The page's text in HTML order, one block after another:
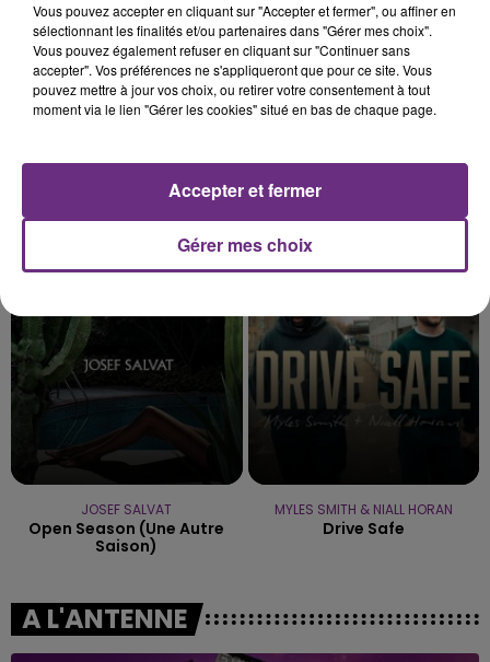
DJ GOJA & JASON DERULO &
JOSEF SALVAT
Open Season (une Autre
Saison)
MYLES SMITH & NIALL HORAN
Drive Safe
A L'ANTENNE
Vous pouvez accepter en cliquant sur "Accepter et fermer", ou affiner en
sélectionnant les finalités et/ou partenaires dans "Gérer mes choix".
Vous pouvez également refuser en cliquant sur "Continuer sans
accepter". Vos préférences ne s'appliqueront que pour ce site. Vous
pouvez mettre à jour vos choix, ou retirer votre consentement à tout
moment via le lien "Gérer les cookies" situé en bas de chaque page.
Gérer mes choix
Accepter et fermer